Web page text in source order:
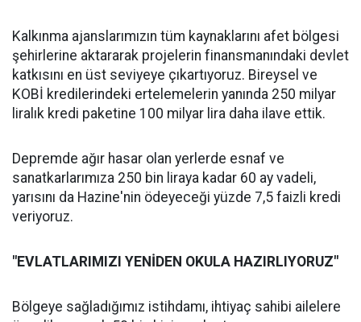
Kalkınma ajanslarımızın tüm kaynaklarını afet bölgesi
şehirlerine aktararak projelerin finansmanındaki devlet
katkısını en üst seviyeye çıkartıyoruz. Bireysel ve
KOBİ kredilerindeki ertelemelerin yanında 250 milyar
liralık kredi paketine 100 milyar lira daha ilave ettik.
Depremde ağır hasar olan yerlerde esnaf ve
sanatkarlarımıza 250 bin liraya kadar 60 ay vadeli,
yarısını da Hazine'nin ödeyeceği yüzde 7,5 faizli kredi
veriyoruz.
"EVLATLARIMIZI YENİDEN OKULA HAZIRLIYORUZ"
Bölgeye sağladığımız istihdamı, ihtiyaç sahibi ailelere